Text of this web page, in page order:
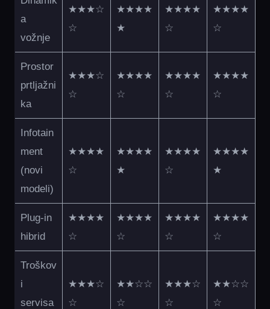
a
vožnje
★★★☆
☆
★★★★
★
★★★★
☆
★★★★
☆
Prostor
prtljažni
ka
★★★☆
☆
★★★★
☆
★★★★
☆
★★★★
☆
Infotain
ment
(novi
modeli)
★★★★
☆
★★★★
★
★★★★
☆
★★★★
★
Plug-in
hibrid
★★★★
☆
★★★★
☆
★★★★
☆
★★★★
☆
Troškov
i
servisa
★★★☆
☆
★★☆☆
☆
★★★☆
☆
★★☆☆
☆